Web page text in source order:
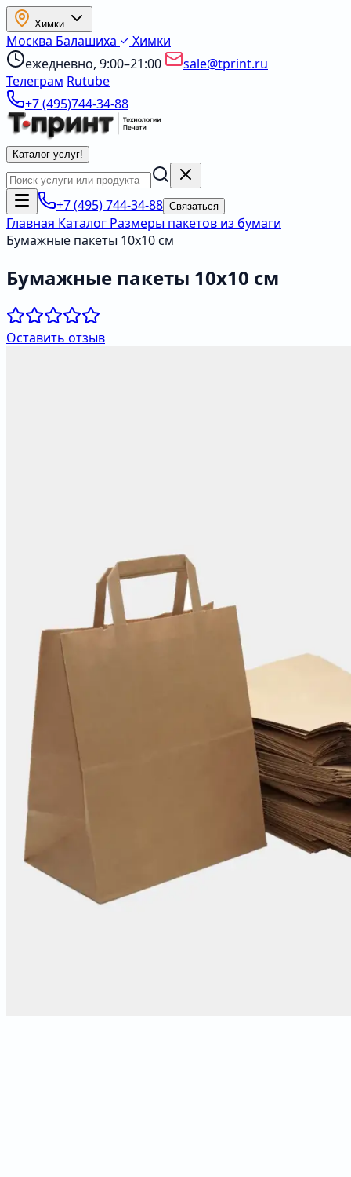
Химки
Москва Балашиха
Химки
ежедневно, 9:00–21:00
sale@tprint.ru
Телеграм Rutube
+7 (495)744-34-88
Каталог услуг!
+7 (495) 744-34-88 Связаться
Главная Каталог Размеры пакетов из бумаги
Бумажные пакеты 10х10 см
Бумажные пакеты 10х10 см
Оставить отзыв